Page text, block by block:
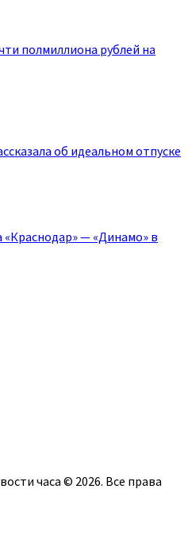
полмиллиона рублей на
об идеальном отпуске
— «Динамо» в
часа © 2026. Все права